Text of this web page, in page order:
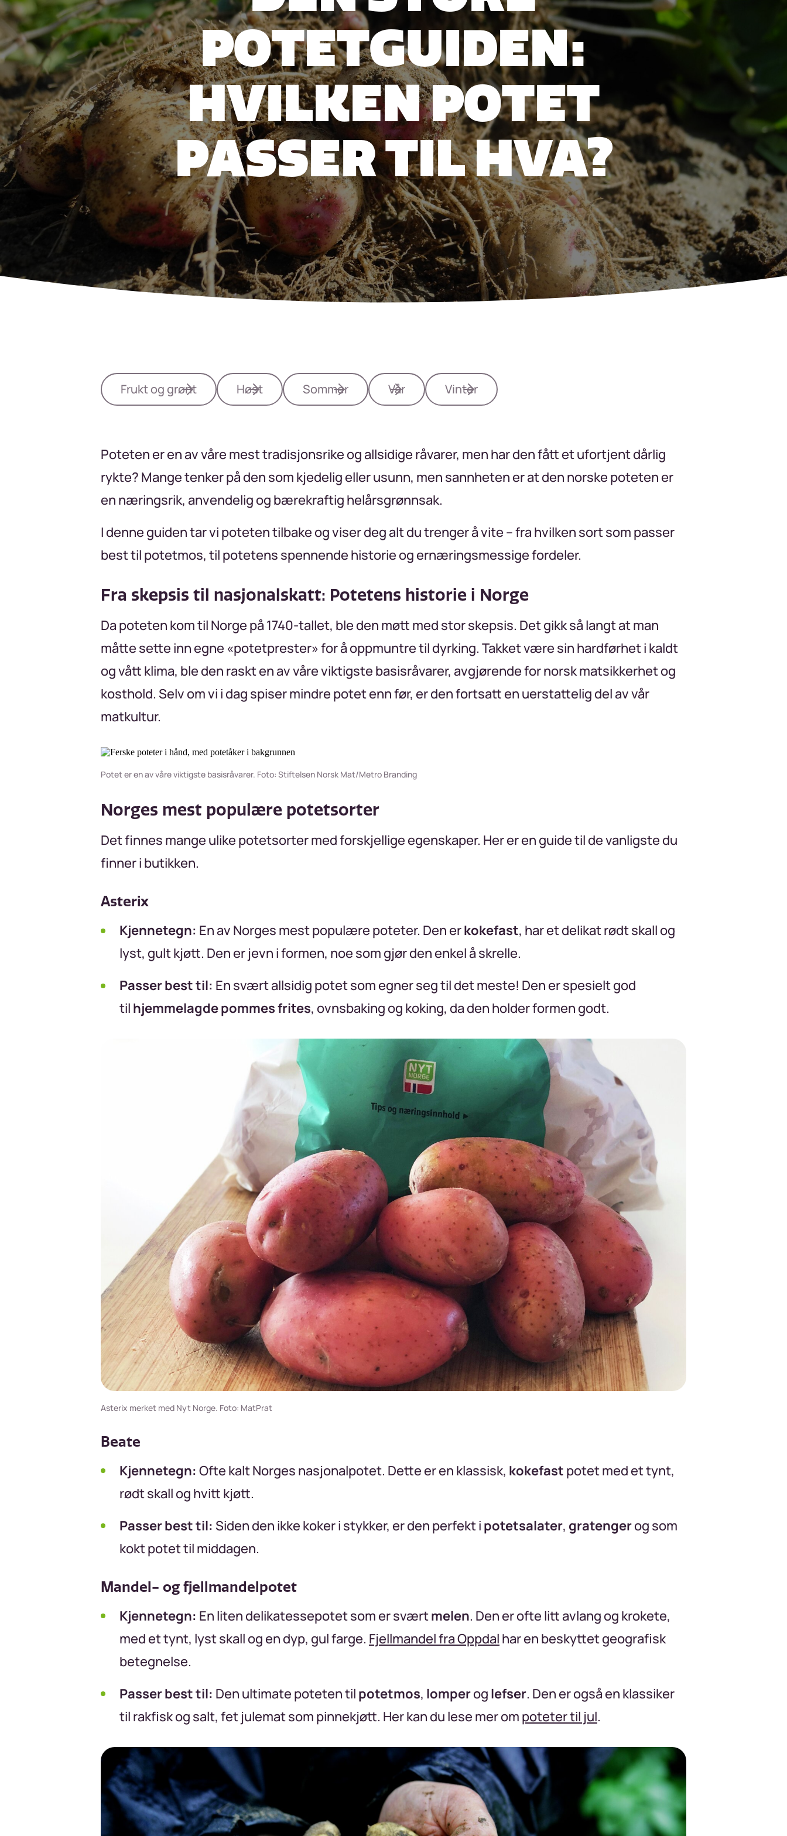
POTETGUIDEN:
HVILKEN POTET
PASSER TIL HVA?
Frukt og grønt Høst Sommer Vår Vinter
Poteten er en av våre mest tradisjonsrike og allsidige råvarer, men har den fått et ufortjent dårlig
rykte? Mange tenker på den som kjedelig eller usunn, men sannheten er at den norske poteten er
en næringsrik, anvendelig og bærekraftig helårsgrønnsak.
I denne guiden tar vi poteten tilbake og viser deg alt du trenger å vite – fra hvilken sort som passer
best til potetmos, til potetens spennende historie og ernæringsmessige fordeler.
Fra skepsis til nasjonalskatt: Potetens historie i Norge
Da poteten kom til Norge på 1740-tallet, ble den møtt med stor skepsis. Det gikk så langt at man
måtte sette inn egne «potetprester» for å oppmuntre til dyrking. Takket være sin hardførhet i kaldt
og vått klima, ble den raskt en av våre viktigste basisråvarer, avgjørende for norsk matsikkerhet og
kosthold. Selv om vi i dag spiser mindre potet enn før, er den fortsatt en uerstattelig del av vår
matkultur.
Potet er en av våre viktigste basisråvarer. Foto: Stiftelsen Norsk Mat/Metro Branding
Norges mest populære potetsorter
Det finnes mange ulike potetsorter med forskjellige egenskaper. Her er en guide til de vanligste du
finner i butikken.
Asterix
Kjennetegn: En av Norges mest populære poteter. Den erkokefast, har et delikat rødt skall og
lyst, gult kjøtt. Den er jevn i formen, noe som gjør den enkel å skrelle.
Passer best til: En svært allsidig potet som egner seg til det meste! Den er spesielt god
til hjemmelagde pommes frites, ovnsbaking og koking, da den holder formen godt.
Asterix merket med Nyt Norge. Foto: MatPrat
Beate
Kjennetegn: Ofte kalt Norges nasjonalpotet. Dette er en klassisk, kokefast potet med et tynt,
rødt skall og hvitt kjøtt.
Passer best til: Siden den ikke koker i stykker, er den perfekt i potetsalater, gratengerog som
kokt potet til middagen.
Mandel- og fjellmandelpotet
Kjennetegn: En liten delikatessepotet som er sværtmelen. Den er ofte litt avlang og krokete,
med et tynt, lyst skall og en dyp, gul farge. Fjellmandel fra Oppdal har en beskyttet geografisk
betegnelse.
Passer best til: Den ultimate poteten til potetmos, lomperog lefser. Den er også en klassiker
til rakfisk og salt, fet julemat som pinnekjøtt. Her kan du lese mer om poteter til jul.